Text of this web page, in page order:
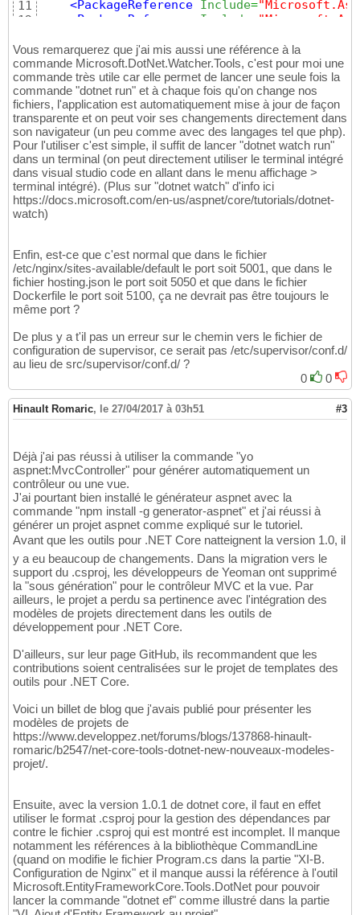
11
12
14
15
16
17
18
19
20
21
22
23
24
25
28
29
30
31
32
34
35
<PackageReference Include=
<PackageReference
Include
<PackageReference
Include=
<PackageReference Include=
<PackageReference Include=
<PackageReference
Include=
<PackageReference Include=
<PackageReference Include=
</ItemGroup>
<ItemGroup>
<DotNetCliToolReference Include =
<DotNetCliToolReference
Include=
<ItemGroup>
<None Include= "hosting.json"
</ItemGroup
</Project>
Vous remarquerez que j'ai mis aussi une référence à la
commande Microsoft.DotNet.Watcher.Tools, c'est pour moi une
commande très utile car elle permet de lancer une seule fois la
commande "dotnet run" et à chaque fois qu'on change nos
fichiers, l'application est automatiquement mise à jour de façon
transparente et on peut voir ses changements directement dans
son navigateur (un peu comme avec des langages tel que php).
Pour l'utiliser c'est simple, il suffit de lancer "dotnet watch run"
dans un terminal (on peut directement utiliser le terminal intégré
dans visual studio code en allant dans le menu affichage >
terminal intégré). (Plus sur "dotnet watch" d'info ici
https://docs.microsoft.com/en-us/aspnet/core/tutorials/dotnet-
watch)
Enfin, est-ce que c'est normal que dans le fichier
/etc/nginx/sites-available/default le port soit 5001, que dans le
fichier hosting.json le port soit 5050 et que dans le fichier
Dockerfile le port soit 5100, ça ne devrait pas être toujours le
même port ?
De plus y a t'il pas un erreur sur le chemin vers le fichier de
configuration de supervisor, ce serait pas /etc/supervisor/conf.d/
au lieu de src/supervisor/conf.d/ ?
0
0
Hinault Romaric, le 27/04/2017 à 03h51 #3
Déjà j'ai pas réussi à utiliser la commande "yo
aspnet:MvcController" pour générer automatiquement un
contrôleur ou une vue.
J'ai pourtant bien installé le générateur aspnet avec la
commande "npm install -g generator-aspnet" et j'ai réussi à
générer un projet aspnet comme expliqué sur le tutoriel.
Avant que les outils pour .NET Core natteignent la version 1.0, il
y a eu beaucoup de changements. Dans la migration vers le
support du .csproj, les développeurs de Yeoman ont supprimé
la "sous génération" pour le contrôleur MVC et la vue. Par
ailleurs, le projet a perdu sa pertinence avec l'intégration des
modèles de projets directement dans les outils de
développement pour .NET Core.
D'ailleurs, sur leur page GitHub, ils recommandent que les
contributions soient centralisées sur le projet de templates des
outils pour .NET Core.
Voici un billet de blog que j'avais publié pour présenter les
modèles de projets de
https://www.developpez.net/forums/blogs/137868-hinault-
romaric/b2547/net-core-tools-dotnet-new-nouveaux-modeles-
projet/.
Ensuite, avec la version 1.0.1 de dotnet core, il faut en effet
utiliser le format .csproj pour la gestion des dépendances par
contre le fichier .csproj qui est montré est incomplet. Il manque
notamment les références à la bibliothèque CommandLine
(quand on modifie le fichier Program.cs dans la partie "XI-B.
Configuration de Nginx" et il manque aussi la référence à l'outil
Microsoft.EntityFrameworkCore.Tools.DotNet pour pouvoir
lancer la commande "dotnet ef" comme illustré dans la partie